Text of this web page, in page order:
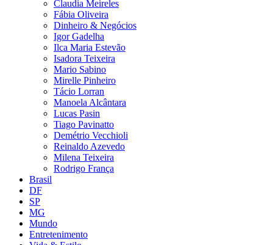
Claudia Meireles
Fábia Oliveira
Dinheiro & Negócios
Igor Gadelha
Ilca Maria Estevão
Isadora Teixeira
Mario Sabino
Mirelle Pinheiro
Tácio Lorran
Manoela Alcântara
Lucas Pasin
Tiago Pavinatto
Demétrio Vecchioli
Reinaldo Azevedo
Milena Teixeira
Rodrigo França
Brasil
DF
SP
MG
Mundo
Entretenimento